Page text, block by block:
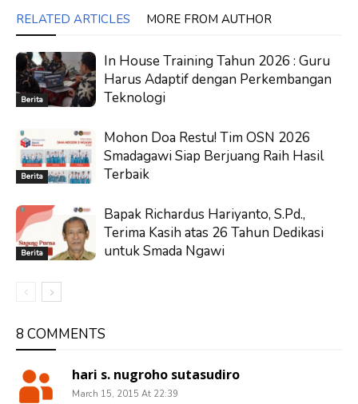
RELATED ARTICLES MORE FROM AUTHOR
Berita
In House Training Tahun 2026 : Guru
Harus Adaptif dengan Perkembangan
Teknologi
Berita
Mohon Doa Restu! Tim OSN 2026
Smadagawi Siap Berjuang Raih Hasil
Terbaik
Berita
Bapak Richardus Hariyanto, S.Pd.,
Terima Kasih atas 26 Tahun Dedikasi
untuk Smada Ngawi
8 COMMENTS
hari s. nugroho sutasudiro
March 15, 2015 At 22:39